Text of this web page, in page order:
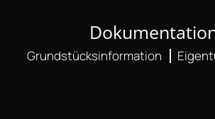
Grundstücksinformation